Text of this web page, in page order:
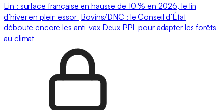
Lin : surface française en hausse de 10 % en 2026, le lin
d’hiver en plein essor Bovins/DNC : le Conseil d’État
déboute encore les anti-vax Deux PPL pour adapter les forêts
au climat